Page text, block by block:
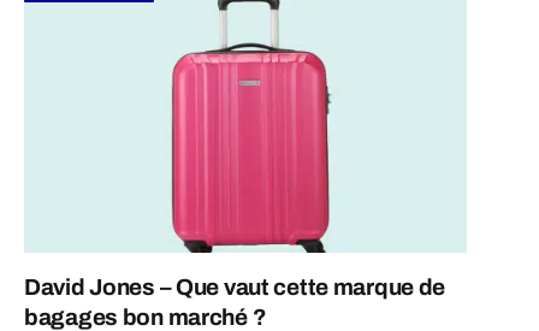
David Jones – Que vaut cette marque de
bagages bon marché ?